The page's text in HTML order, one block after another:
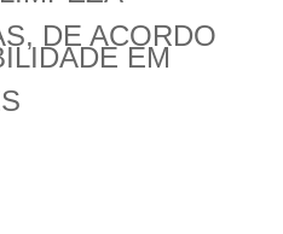
DE ACORDO
EM